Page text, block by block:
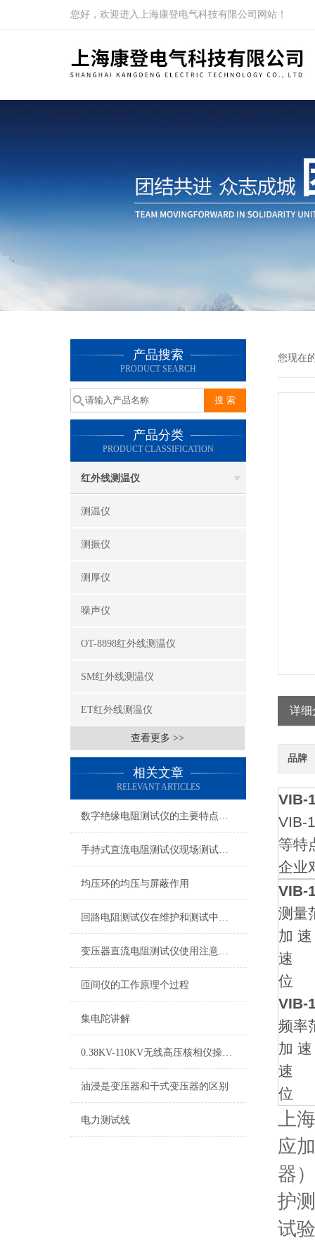
您好，欢迎进入上海康登电气科技有限公司网站！
产品搜索
PRODUCT SEARCH
产品分类
PRODUCT CLASSIFICATION
红外线测温仪
测温仪
测振仪
测厚仪
噪声仪
OT-8898红外线测温仪
SM红外线测温仪
ET红外线测温仪
查看更多 >>
相关文章
RELEVANT ARTICLES
数字绝缘电阻测试仪的主要特点描述
手持式直流电阻测试仪现场测试使用说明
均压环的均压与屏蔽作用
回路电阻测试仪在维护和测试中遇到的问题
变压器直流电阻测试仪使用注意事项
匝间仪的工作原理个过程
集电陀讲解
0.38KV-110KV无线高压核相仪操作步骤
油浸是变压器和干式变压器的区别
电力测试线
您现在
详细
品牌
VIB-
VIB-
等特
企业
VIB-
加
速
位
VIB-
频率
加
速
位
上
应
器
护
试